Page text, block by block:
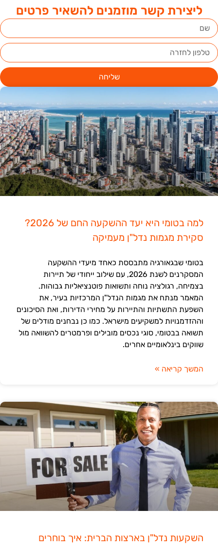
ליצירת קשר מוזמנים להשאיר פרטים
שליחה
למה בטומי היא יעד ההשקעה החם של 2026?
סקירת מגמות נדל"ן מעמיקה
בטומי שבגאורגיה מתבססת כאחד מיעדי ההשקעה
המסקרנים לשנת 2026, עם שילוב ייחודי של תיירות
בצמיחה, רגולציה נוחה ותשואות פוטנציאליות גבוהות.
המאמר מנתח את מגמות הנדל"ן המרכזיות בעיר, את
השפעת התשתיות והתיירות על מחירי הדירות, ואת הסיכונים
וההזדמנויות למשקיעים מישראל. כמו כן נבחנים מודלים של
תשואה בבטומי, סוגי נכסים מובילים ופרמטרים להשוואה מול
שווקים בינלאומיים אחרים.
המשך קריאה »
השקעות נדל"ן בארצות הברית: איך בוחרים